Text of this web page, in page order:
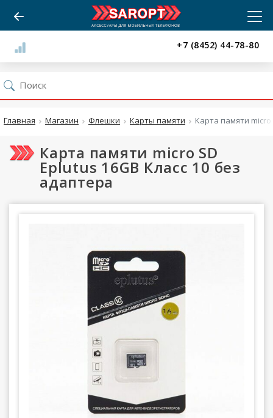
+7 (8452) 44-78-80
Главная Магазин Флешки Карты памяти Карта памяти micro
Карта памяти micro SD
Eplutus 16GB Класс 10 без
адаптера